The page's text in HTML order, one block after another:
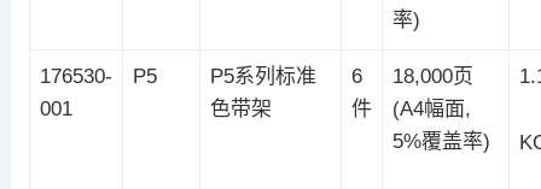
率)
176530-
001
P5
P5系列标准
色带架
6
件
18,000页
(A4幅面,
5%覆盖率)